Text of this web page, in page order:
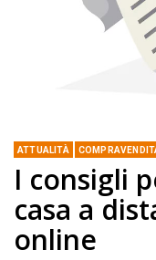
ATTUALITÀ
I consigli
casa a
online